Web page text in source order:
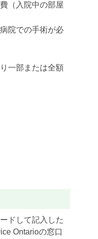
（入院中の部屋
院での手術が必
一部または全額
ードして記入した
Ontarioの窓口